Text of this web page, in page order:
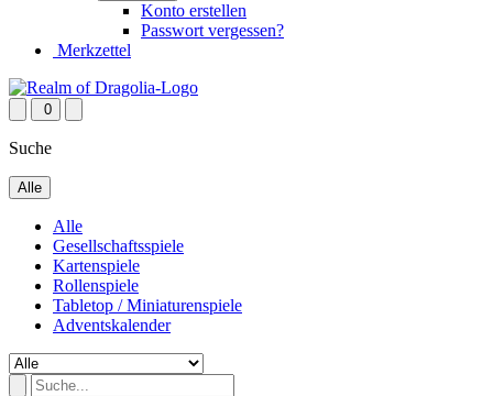
Konto erstellen
Passwort vergessen?
Merkzettel
0
Suche
Alle
Alle
Gesellschaftsspiele
Kartenspiele
Rollenspiele
Tabletop / Miniaturenspiele
Adventskalender